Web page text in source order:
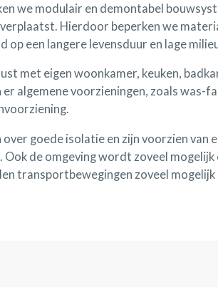
we modulair en demontabel
Hierdoor beperken we
op een langere levensduur en lage
met eigen woonkamer, keuken,
er algemene voorzieningen, zoals
over goede isolatie en zijn voorzien
Ook de omgeving wordt zoveel
transportbewegingen zoveel mogelijk